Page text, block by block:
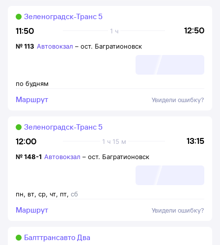
11:50 12:50
1 ч
Зеленоградск-Транс 5
по будням
№113 Автовокзал – ост. Багратионовск
Маршрут Увидели ошибку?
12:00 13:15
1 ч 15 м
Зеленоградск-Транс 5
пн, вт, ср, чт, пт, сб
№148-1 Автовокзал – ост. Багратионовск
Маршрут Увидели ошибку?
Балттрансавто Два